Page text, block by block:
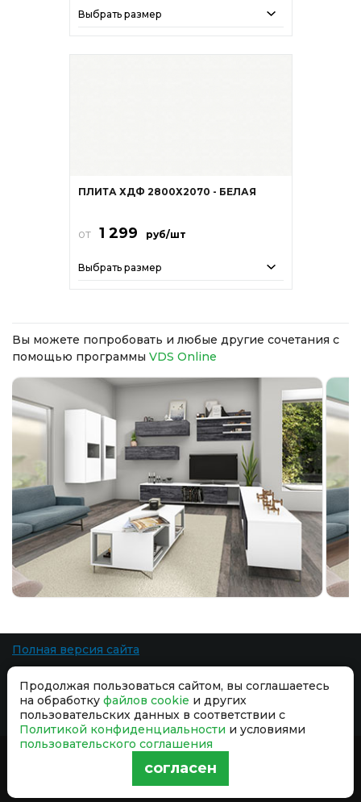
Выбрать размер
ПЛИТА ХДФ 2800Х2070 - БЕЛАЯ
от 1 299 руб/шт
Выбрать размер
Вы можете попробовать и любые другие сочетания с
помощью программы VDS Online
Полная версия сайта
обязательна.
Разработка сайта -
и принимаете условия
Продолжая пользоваться сайтом, вы соглашаетесь
на обработку файлов cookie и других
пользовательских данных в соответствии с
Политикой конфиденциальности и условиями
пользовательского соглашения
согласен